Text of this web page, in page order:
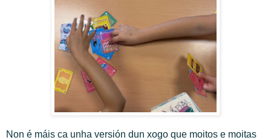
Non é máis ca unha versión dun xogo que moitos e moitas